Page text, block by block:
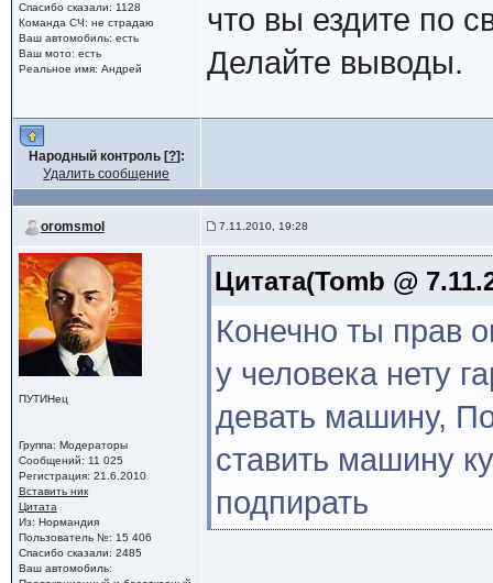
Спасибо сказали: 1128
Команда СЧ: не страдаю
Ваш автомобиль: есть
Ваш мото: есть
Реальное имя: Андрей
что вы ездите по
Делайте выводы.
Народный контроль [?]:
Удалить сообщение
oromsmol 7.11.2010, 19:28
ПУТИНец
Группа: Модераторы
Сообщений: 11 025
Регистрация: 21.6.2010
Вставить ник
Цитата
Из: Нормандия
Пользователь №: 15 406
Спасибо сказали: 2485
Ваш автомобиль:
Цитата(Tomb @
Конечно ты прав
у человека нету
девать машину,
ставить машину
подпирать